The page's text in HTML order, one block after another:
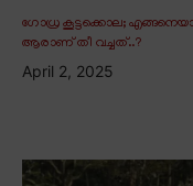
ഗോധ്ര കൂട്ടക്കൊല;
ആരാണ് തീ വച്ചത്..?
April 2, 2025